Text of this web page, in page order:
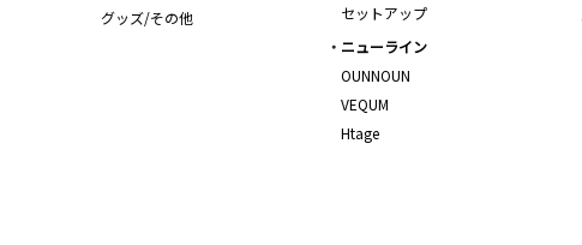
グッズ/その他
セットアップ
ニューライン
OUNNOUN
VEQUM
Htage